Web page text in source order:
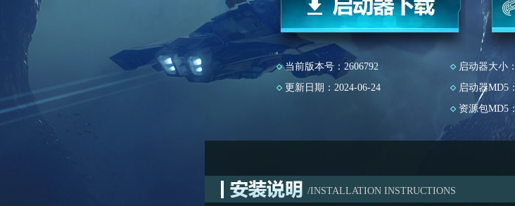
当前版本号： 2606792
更新日期： 2024-06-24
启动器大小：
启动器MD5：
资源包MD5：
/INSTALLATION INSTRUCTIONS